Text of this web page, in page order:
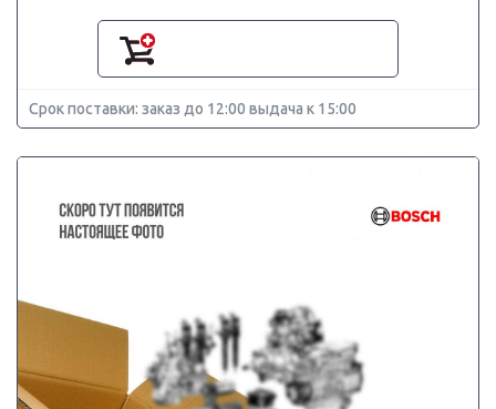
Срок поставки: заказ до 12:00 выдача к 15:00